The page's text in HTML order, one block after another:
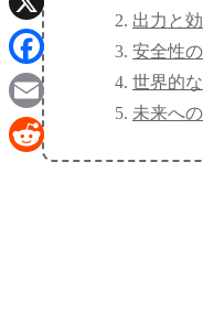
出力と
安全性
世界的
未来へ
X
Facebook
Email